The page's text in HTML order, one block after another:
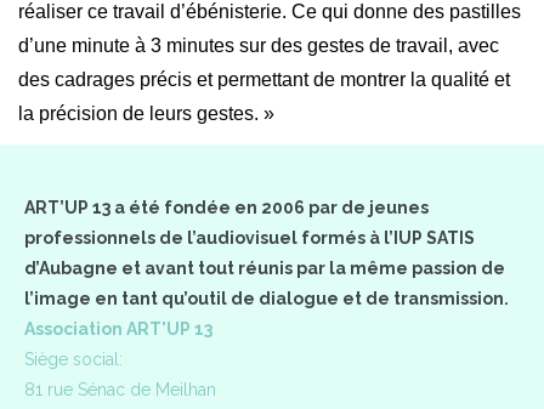
réaliser ce travail d’ébénisterie. Ce qui donne des pastilles
d’une minute à 3 minutes sur des gestes de travail, avec
des cadrages précis et permettant de montrer la qualité et
la précision de leurs gestes. »
ART’UP 13 a été fondée en 2006 par de jeunes
professionnels de l’audiovisuel formés à l’IUP SATIS
d’Aubagne et avant tout réunis par la même passion de
l’image en tant qu’outil de dialogue et de transmission.
Association ART'UP 13
Siège social:
81 rue Sénac de Meilhan